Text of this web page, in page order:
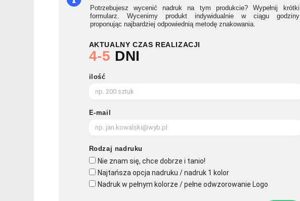
Potrzebujesz wycenić nadruk na tym produkcie? Wypełnij krótki
formularz. Wycenimy produkt indywidualnie w ciągu godziny
proponując najbardziej odpowiednią metodę znakowania.
AKTUALNY CZAS REALIZACJI
4-5 DNI
ilość
E-mail
Rodzaj nadruku
Nie znam się, chce dobrze i tanio!
Najtańsza opcja nadruku / nadruk 1 kolor
Nadruk w pełnym kolorze / pełne odwzorowanie Logo